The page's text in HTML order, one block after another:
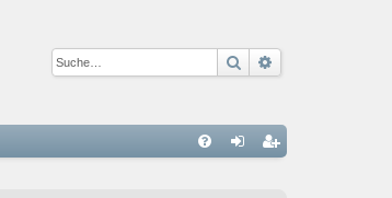
Suche